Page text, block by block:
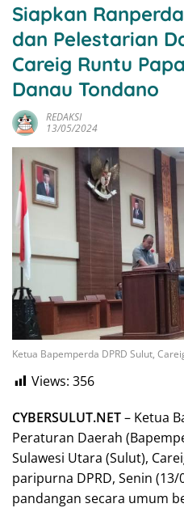
Siapkan
dan Pelestarian
Careig Runtu
Danau Tondano
REDAKSI
13/05/2024
Ketua Bapemperda DPRD Sulut,
Views: 356
CYBERSULUT.NET– Ketua
Peraturan Daerah
Sulawesi Utara (Sulut),
paripurna DPRD, Senin
pandangan secara umum